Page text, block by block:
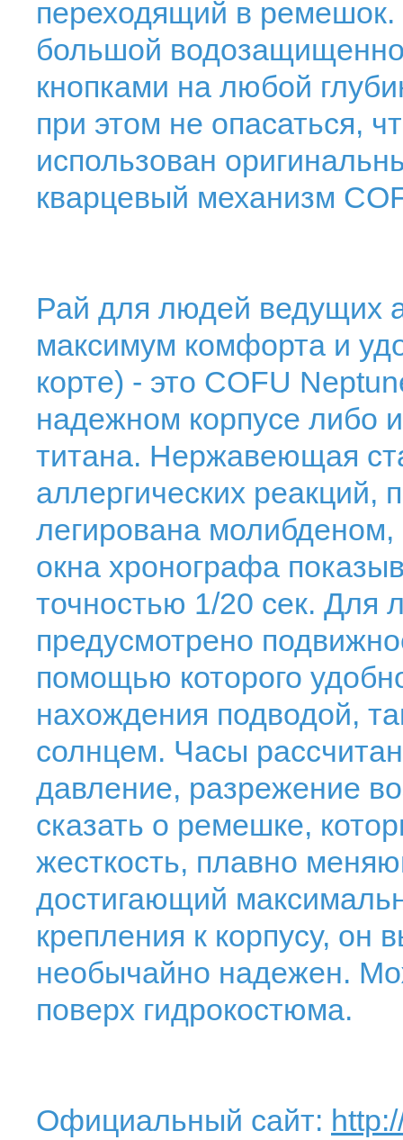
переходящий в
большой
кнопками на любой
при этом не опасаться,
использован
кварцевый механизм
Рай для людей ведущих
максимум комфорта и
корте) - это COFU
надежном корпусе либо
титана. Нержавеющая
аллергических реакций,
легирована молибденом,
окна хронографа
точностью 1/20 сек. Для
предусмотрено
помощью которого
нахождения подводой,
солнцем. Часы
давление, разрежение
сказать о ремешке,
жесткость, плавно
достигающий
крепления к корпусу, он
необычайно надежен.
поверх гидрокостюма.
Официальный сайт: